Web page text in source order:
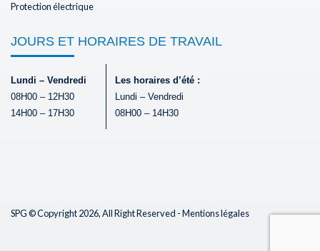
Protection électrique
JOURS ET HORAIRES DE TRAVAIL
Lundi – Vendredi
08H00 – 12H30
14H00 – 17H30
Les horaires d’été :
Lundi – Vendredi
08H00 – 14H30
SPG © Copyright 2026, All Right Reserved -Mentions légales